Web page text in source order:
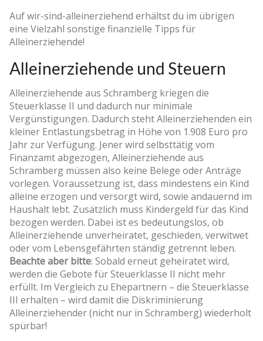
Auf wir-sind-alleinerziehend erhältst du im übrigen
eine Vielzahl sonstige finanzielle Tipps für
Alleinerziehende!
Alleinerziehende und Steuern
Alleinerziehende aus Schramberg kriegen die
Steuerklasse II und dadurch nur minimale
Vergünstigungen. Dadurch steht Alleinerziehenden ein
kleiner Entlastungsbetrag in Höhe von 1.908 Euro pro
Jahr zur Verfügung. Jener wird selbsttätig vom
Finanzamt abgezogen, Alleinerziehende aus
Schramberg müssen also keine Belege oder Anträge
vorlegen. Voraussetzung ist, dass mindestens ein Kind
alleine erzogen und versorgt wird, sowie andauernd im
Haushalt lebt. Zusätzlich muss Kindergeld für das Kind
bezogen werden. Dabei ist es bedeutungslos, ob
Alleinerziehende unverheiratet, geschieden, verwitwet
oder vom Lebensgefährten ständig getrennt leben.
Beachte aber bitte: Sobald erneut geheiratet wird,
werden die Gebote für Steuerklasse II nicht mehr
erfüllt. Im Vergleich zu Ehepartnern – die Steuerklasse
III erhalten – wird damit die Diskriminierung
Alleinerziehender (nicht nur in Schramberg) wiederholt
spürbar!